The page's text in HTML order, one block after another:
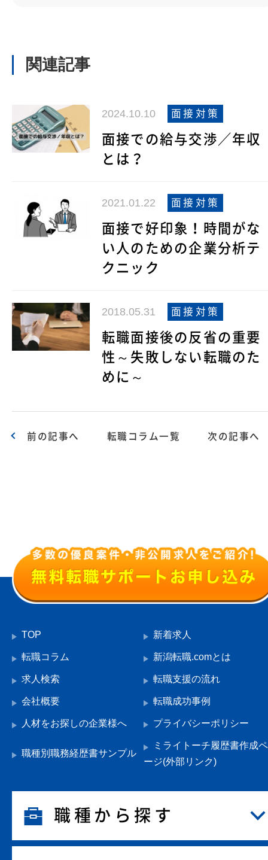
関連記事
2024.10.10 面接対策
面接での給与交渉／年収
とは？
2021.01.22 面接対策
面接で好印象！時間がな
い人のための企業分析テ
クニック
2018.05.31 面接対策
転職面接後の反省の重要
性～失敗しない転職のた
めに～
前の記事へ 転職コラム一覧 次の記事へ
TOP 新着求人
転職コラム 新潟転職.comとは
求人検索 転職支援の流れ
会社概要 転職成功事例
人材をお探しの企業様へ プライバシーポリシー
職種別職務経歴書サンプル
ミライトーチ履歴書作成ペ
ージ(外部リンク)
職種から探す